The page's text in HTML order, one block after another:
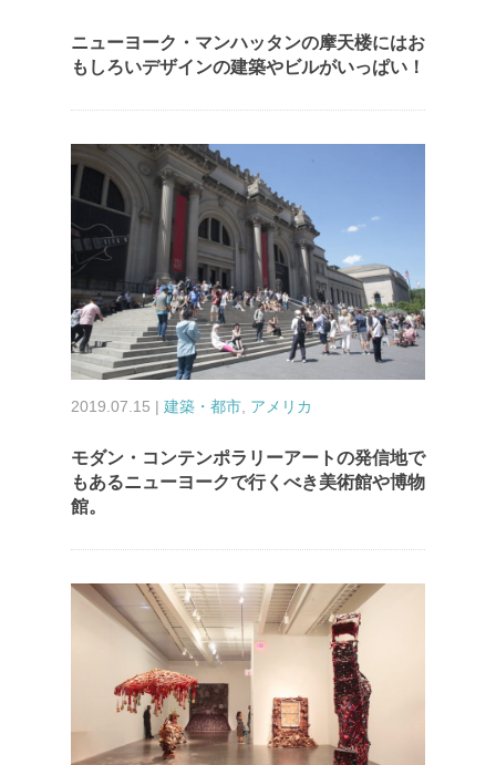
ニューヨーク・マンハッタンの摩天楼にはお
もしろいデザインの建築やビルがいっぱい！
2019.07.15 | 建築・都市 アメリカ
モダン・コンテンポラリーアートの発信地で
もあるニューヨークで行くべき美術館や博物
館。